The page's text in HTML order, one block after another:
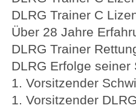
DLRG Trainer C
Über 28 Jahre
DLRG Trainer
DLRG Erfolge
1. Vorsitzender
1. Vorsitzender